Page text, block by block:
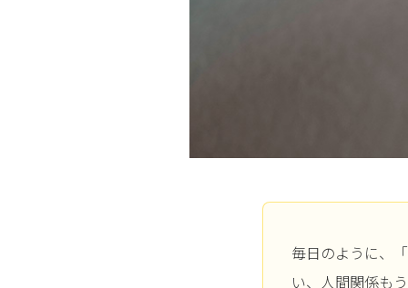
毎日のように、
い、人間関係も